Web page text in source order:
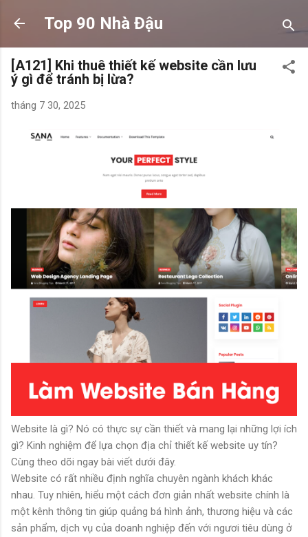
Chuyển đến nội dung chính
Top 90 Nhà Đậu
[A121] Khi thuê thiết kế website cần lưu
ý gì để tránh bị lừa?
tháng 7 30, 2025
Website là gì? Nó có thực sự cần thiết và mang lại những lợi ích
gì? Kinh nghiệm để lựa chọn địa chỉ thiết kế website uy tín?
Cùng theo dõi ngay bài viết dưới đây.
Website có rất nhiều định nghĩa chuyên ngành khách khác
nhau. Tuy nhiên, hiểu một cách đơn giản nhất website chính là
một kênh thông tin giúp quảng bá hình ảnh, thương hiệu và các
sản phẩm, dịch vụ của doanh nghiệp đến với ngươi tiêu dùng ở